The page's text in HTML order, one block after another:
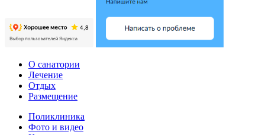
О санатории
Лечение
Отдых
Размещение
Поликлиника
Фото и видео